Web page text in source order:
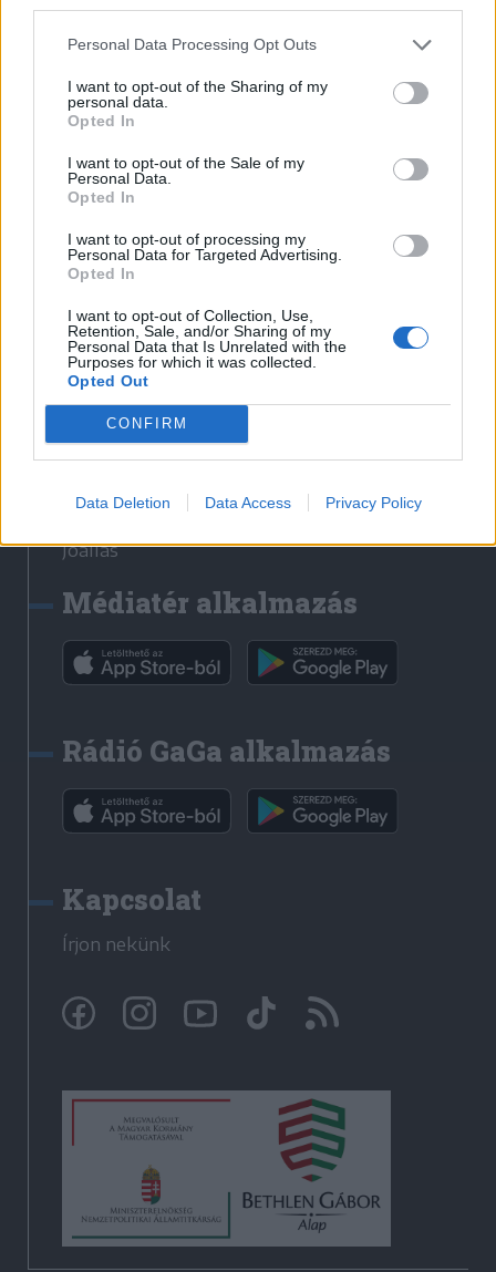
Personal Data Processing Opt Outs
I want to opt-out of the Sharing of my
personal data.
Opted In
I want to opt-out of the Sale of my
Personal Data.
Opted In
I want to opt-out of processing my
Personal Data for Targeted Advertising.
Opted In
I want to opt-out of Collection, Use,
Retention, Sale, and/or Sharing of my
Personal Data that Is Unrelated with the
Purposes for which it was collected.
Opted Out
CONFIRM
Data Deletion Data Access Privacy Policy
Nyomtatott lapjaink archívuma
Médiaajánlat
Sütibeállítások
Médiatér
Székely Sport
Liget
Bihari Napló
Erdélyi Napló
Főtér
Jóállás
Médiatér alkalmazás
Rádió GaGa alkalmazás
Kapcsolat
Írjon nekünk